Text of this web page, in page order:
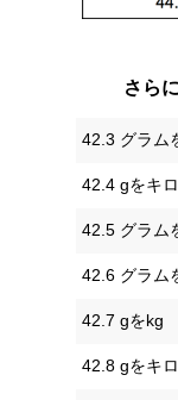
さら
42.3 グラム
42.4 gをキ
42.5 グラム
42.6 グラム
42.7 gをkg
42.8 gをキ